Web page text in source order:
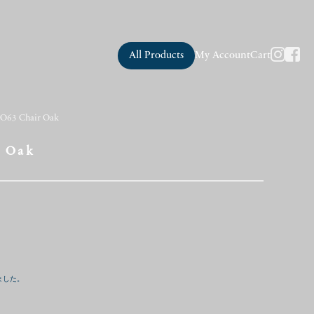
All Products My AccountCart
Chair Oak
た。